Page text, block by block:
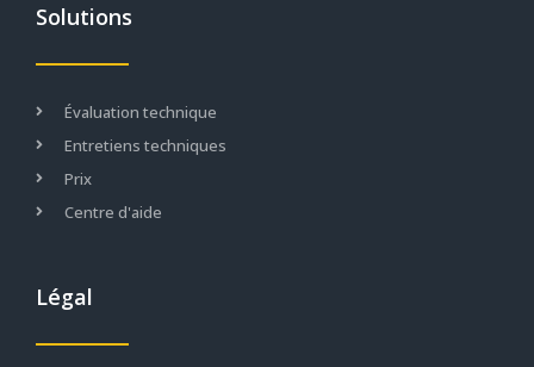
Solutions
Évaluation technique
Entretiens techniques
Prix
Centre d'aide
Légal